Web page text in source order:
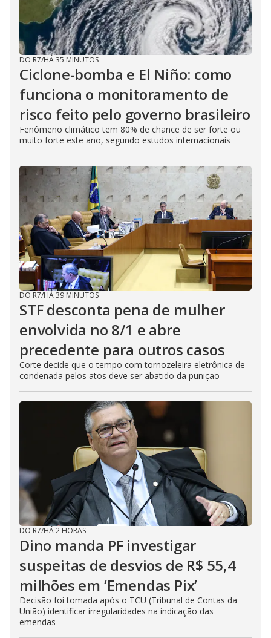
DO R7/HÁ 35 MINUTOS
Ciclone-bomba e El Niño: como
funciona o monitoramento de
risco feito pelo governo brasileiro
Fenômeno climático tem 80% de chance de ser forte ou
muito forte este ano, segundo estudos internacionais
DO R7/HÁ 39 MINUTOS
STF desconta pena de mulher
envolvida no 8/1 e abre
precedente para outros casos
Corte decide que o tempo com tornozeleira eletrônica de
condenada pelos atos deve ser abatido da punição
DO R7/HÁ 2 HORAS
Dino manda PF investigar
suspeitas de desvios de R$ 55,4
milhões em ‘Emendas Pix’
Decisão foi tomada após o TCU (Tribunal de Contas da
União) identificar irregularidades na indicação das
emendas